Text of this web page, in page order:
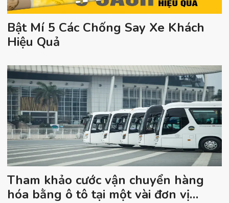
Bật Mí 5 Các Chống Say Xe Khách
Hiệu Quả
Tham khảo cước vận chuyển hàng
hóa bằng ô tô tại một vài đơn vị